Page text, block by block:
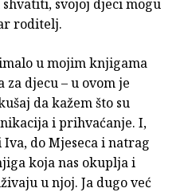
svojoj djeci mogu
roditelj.
u mojim knjigama
djecu – u ovom je
da kažem što su
i prihvaćanje. I,
do Mjeseca i natrag
koja nas okuplja i
u njoj. Ja dugo već